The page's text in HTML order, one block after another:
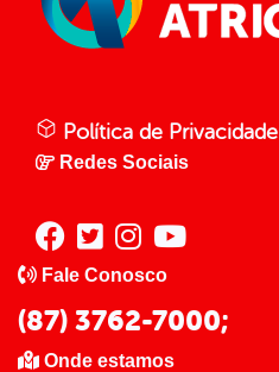
Política de Privacidade
Redes Sociais
Fale Conosco
(87) 3762-7000;
Onde estamos